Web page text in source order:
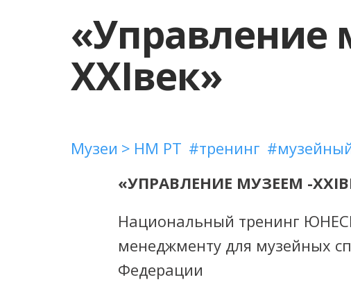
«Управление
XXIвек»
Музеи НМ РТ тренинг
«УПРАВЛЕНИЕ МУЗЕЕМ -XXI
Национальный тренинг
менеджменту для музейных
Федерации